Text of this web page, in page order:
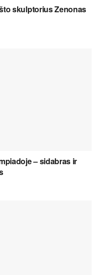
skulptorius Zenonas
– sidabras ir